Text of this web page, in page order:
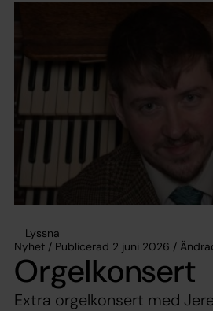
Lyssna
Nyhet / Publicerad 2 juni 2026 /
Orgelkonsert
Extra orgelkonsert med